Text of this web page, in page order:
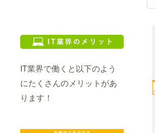
IT業界で働くと以下のよう
にたくさんのメリットがあ
ります！